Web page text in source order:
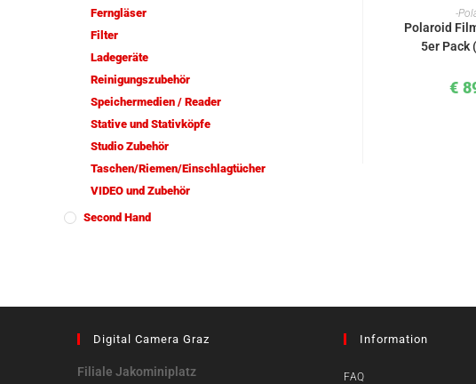
IN DEN-
Polaroid
5er Pack
€
Ferngläser
Filter
Ladegeräte
Reinigungszubehör
Speichermedien / Reader
Stative und Stativköpfe
Studio Zubehör
Taschen/Riemen/Einschlagtücher
VIDEO und Zubehör
Second Hand
Digital Camera Graz
Filiale Jakominiplatz
Information
FAQ